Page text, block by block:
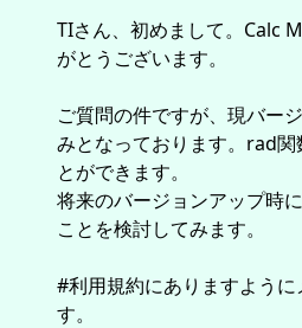
TIさん、初めまして。Calc
がとうございます。
ご質問の件ですが、現バー
みとなっております。rad
とができます。
将来のバージョンアップ
ことを検討してみます。
#利用規約にありますよう
す。